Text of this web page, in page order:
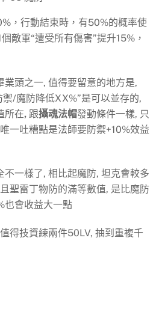
，行動結束時，有50%的概率使
敵軍“遭受所有傷害”提升15%，
業頭之一, 值得要留意的地方是,
禦/魔防降低XX%”是可以並存的,
所在, 跟攝魂法帽發動條件一樣, 只
一吐糟點是法師要防禦+10%效益
不一樣了, 相比起魔防, 坦克會較多
聖雷丁物防的滿等數值, 是比魔防
也會收益大一點
得技資練兩件50LV, 抽到重複千